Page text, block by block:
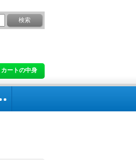
カートの中身